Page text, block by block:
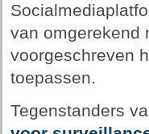
van omgerekend
voorgeschreven
toepassen.
Tegenstanders